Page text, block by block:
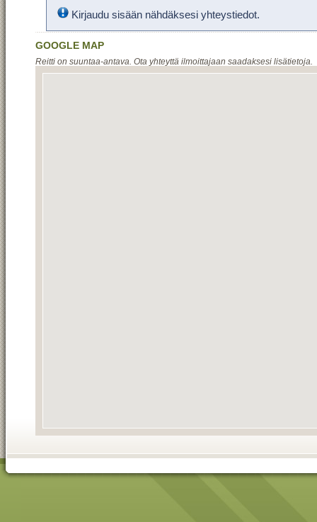
Kirjaudu sisään nähdäksesi yhteystiedot.
GOOGLE MAP
Reitti on suuntaa-antava. Ota yhteyttä ilmoittajaan saadaksesi lisätietoja.